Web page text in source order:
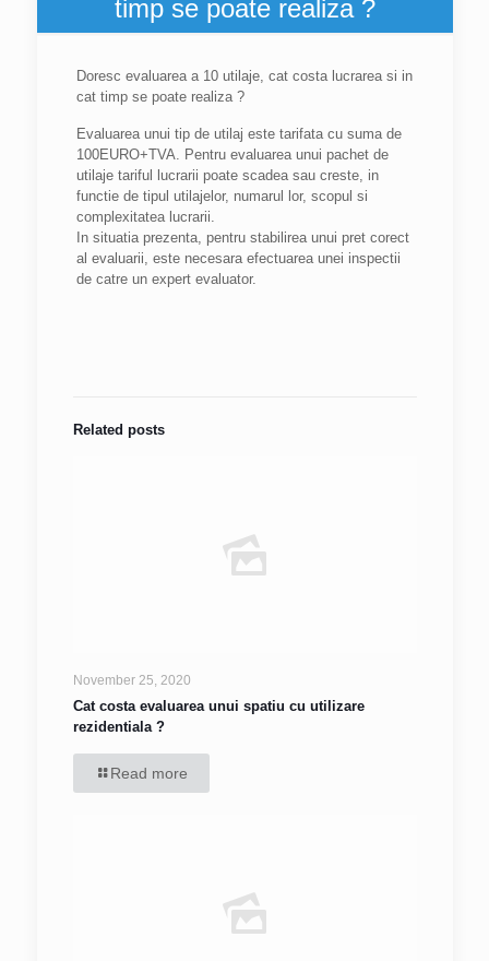
timp se poate realiza ?
Doresc evaluarea a 10 utilaje, cat costa lucrarea si in
cat timp se poate realiza ?
Evaluarea unui tip de utilaj este tarifata cu suma de
100EURO+TVA. Pentru evaluarea unui pachet de
utilaje tariful lucrarii poate scadea sau creste, in
functie de tipul utilajelor, numarul lor, scopul si
complexitatea lucrarii.
In situatia prezenta, pentru stabilirea unui pret corect
al evaluarii, este necesara efectuarea unei inspectii
de catre un expert evaluator.
Related posts
November 25, 2020
Cat costa evaluarea unui spatiu cu utilizare
rezidentiala ?
Read more